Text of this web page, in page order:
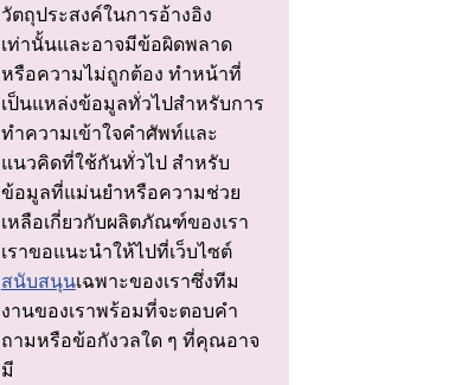
วัตถุประสงค์ในการอ้างอิง
เท่านั้นและอาจมีข้อผิดพลาด
หรือความไม่ถูกต้อง ทําหน้าที่
เป็นแหล่งข้อมูลทั่วไปสําหรับการ
ทําความเข้าใจคําศัพท์และ
แนวคิดที่ใช้กันทั่วไป สําหรับ
ข้อมูลที่แม่นยําหรือความช่วย
เหลือเกี่ยวกับผลิตภัณฑ์ของเรา
เราขอแนะนําให้ไปที่เว็บไซต์
สนับสนุนเฉพาะของเราซึ่งทีม
งานของเราพร้อมที่จะตอบคํา
ถามหรือข้อกังวลใด ๆ ที่คุณอาจ
มี